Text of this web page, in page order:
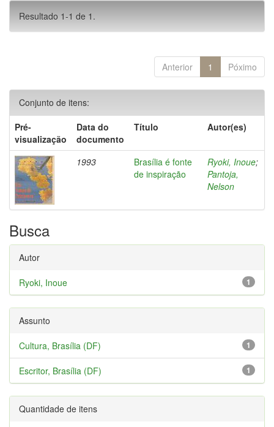
Resultado 1-1 de 1.
Anterior 1 Póximo
Conjunto de itens:
Pré-
visualização
Data do
documento
Título Autor(es)
1993
Brasília é fonte
de inspiração
Ryoki, Inoue;
Pantoja,
Nelson
Busca
Autor
1
Ryoki, Inoue
Assunto
1
Cultura, Brasília (DF)
1
Escritor, Brasília (DF)
Quantidade de itens